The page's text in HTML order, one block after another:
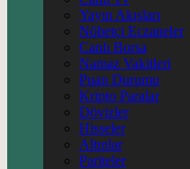
Yayın Akışları
Nöbetçi Eczaneler
Canlı Borsa
Namaz Vakitleri
Puan Durumu
Kripto Paralar
Dövizler
Hisseler
Altınlar
Pariteler